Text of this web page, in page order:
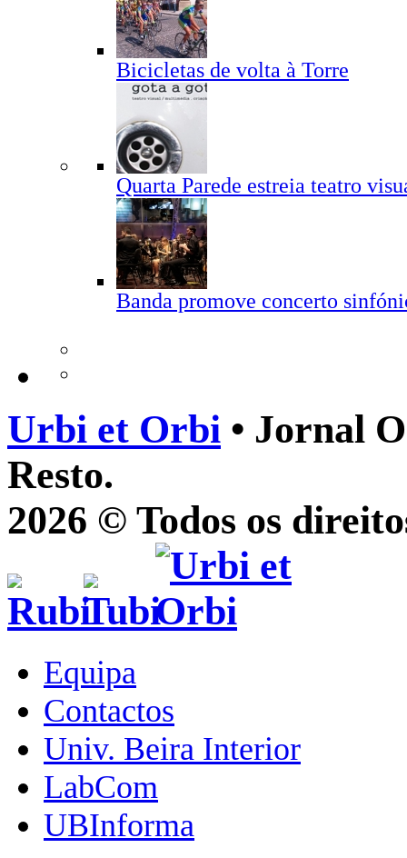
Bicicletas de volta à Torre
Quarta Parede estreia teatro
Banda promove concerto
Urbi et Orbi • Jornal
Resto.
2026 © Todos os
Equipa
Contactos
Univ. Beira Interior
LabCom
UBInforma